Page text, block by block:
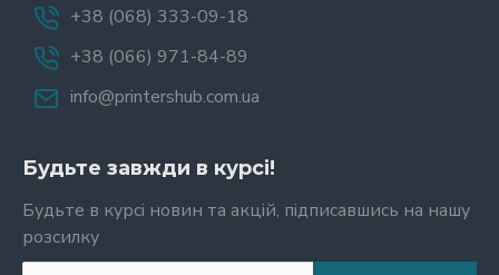
+38 (068) 333-09-18
+38 (066) 971-84-89
info@printershub.com.ua
Будьте завжди в курсі!
Будьте в курсі новин та акцій, підписавшись на нашу
розсилку